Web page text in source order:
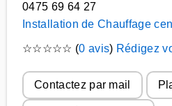
0475 69 64 27
Installation de Chauffage
☆☆☆☆☆ (0 avis) Rédigez
Contactez par mail